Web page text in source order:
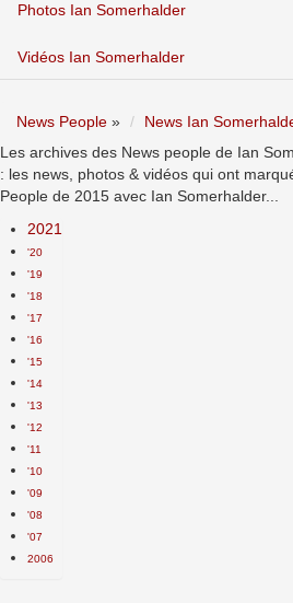
Photos Ian Somerhalder
Vidéos Ian Somerhalder
News People » News Ian
Les archives des News people de Ian
: les news, photos & vidéos qui ont
People de 2015 avec Ian Somerhalder...
2021
'20
'19
'18
'17
'16
'15
'14
'13
'12
'11
'10
'09
'08
'07
2006